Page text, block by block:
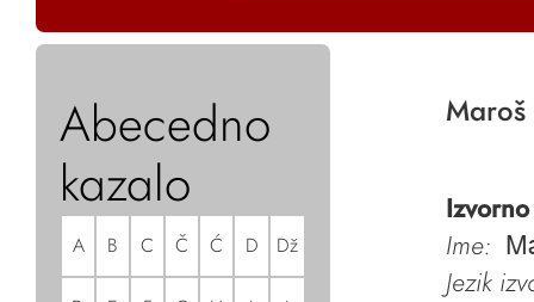
Abecedno
kazalo
A B C Č Ć D Dž
Ime:
Jezik